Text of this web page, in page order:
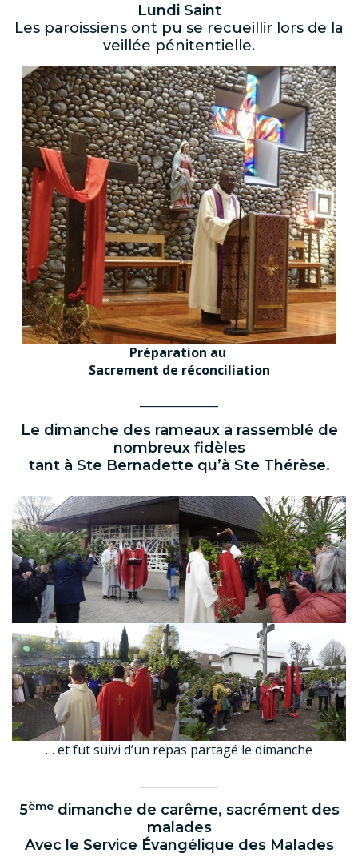
Lundi Saint
Les paroissiens ont pu se recueillir lors de la
veillée pénitentielle.
Préparation au
Sacrement de réconciliation
Le dimanche des rameaux a rassemblé de
nombreux fidèles
tant à Ste Bernadette qu’à Ste Thérèse.
… et fut suivi d’un repas partagé le dimanche
5èmedimanche de carême, sacrément des
malades
Avec le Service Évangélique des Malades